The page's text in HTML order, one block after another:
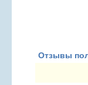
Отзывы